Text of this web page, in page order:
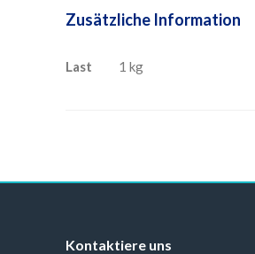
Zusätzliche Information
Last 1 kg
Kontaktiere uns